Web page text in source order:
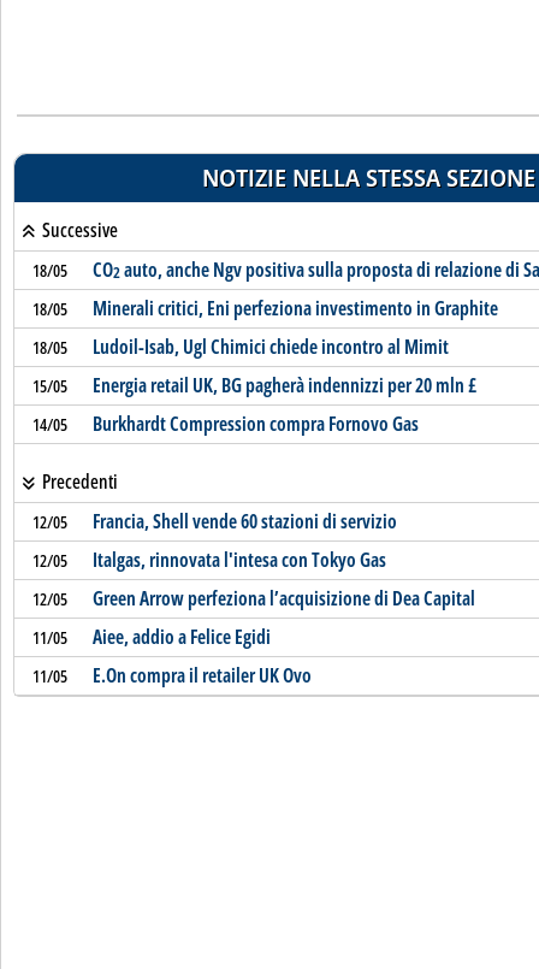
NOTIZIE NELLA STESSA SEZIONE
Successive
18/05 CO2auto, anche Ngv positiva sulla proposta di relazione di
18/05 Minerali critici, Eni perfeziona investimento in Graphite
18/05 Ludoil-Isab, Ugl Chimici chiede incontro al Mimit
15/05 Energia retail UK, BG pagherà indennizzi per 20 mln £
14/05 Burkhardt Compression compra Fornovo Gas
Precedenti
12/05 Francia, Shell vende 60 stazioni di servizio
12/05 Italgas, rinnovata l'intesa con Tokyo Gas
12/05 Green Arrow perfeziona l’acquisizione di Dea Capital
11/05 Aiee, addio a Felice Egidi
11/05 E.On compra il retailer UK Ovo